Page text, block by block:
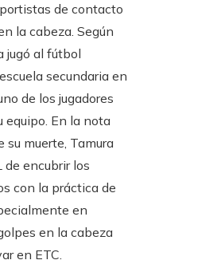
de contacto
la cabeza. Según
jugó al fútbol
secundaria en
de los jugadores
equipo. En la nota
su muerte, Tamura
de encubrir los
con la práctica de
en
en la cabeza
en ETC.